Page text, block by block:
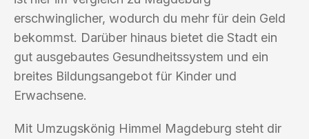
erschwinglicher, wodurch du mehr für dein Geld
bekommst. Darüber hinaus bietet die Stadt ein
gut ausgebautes Gesundheitssystem und ein
breites Bildungsangebot für Kinder und
Erwachsene.
Mit Umzugskönig Himmel Magdeburg steht dir